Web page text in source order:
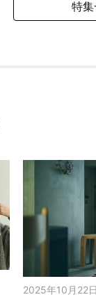
特
2025年10月22